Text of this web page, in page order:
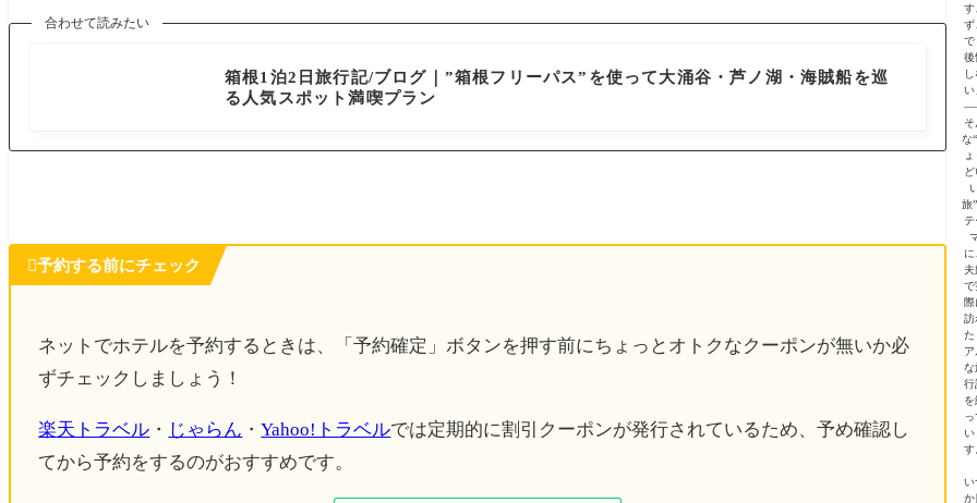
合わせて読みたい
箱根1泊2日旅行記/ブログ｜”箱根フリーパス”を使って大涌谷・芦ノ湖・海賊船を巡
る人気スポット満喫プラン
予約する前にチェック
ネットでホテルを予約するときは、「予約確定」ボタンを押す前にちょっとオトクなクーポンが無いか必
ずチェックしましょう！
楽天トラベル ・ じゃらん ・Yahoo!トラベルでは定期的に割引クーポンが発行されているため、予め確認し
てから予約をするのがおすすめです。
す
ず
で
後
い
そ
な
ょ
ど
旅
テ
に
夫
で
際
訪
た
ア
な
行
を
っ
い
す
い
か